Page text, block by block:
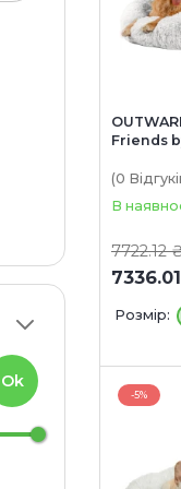
Ok
Friends
місце
(0
В
7722.12
Розмір:
-5%